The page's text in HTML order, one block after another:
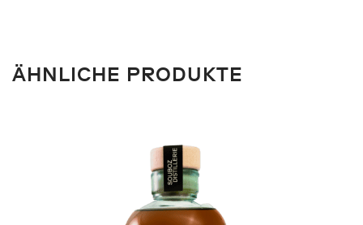
ÄHNLICHE PRODUKTE